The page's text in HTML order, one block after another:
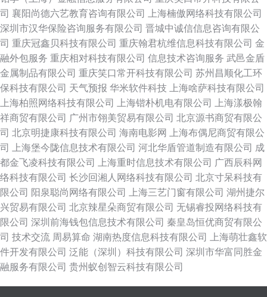
司 襄阳尚德六艺教育咨询有限公司
上海楠傲网络科技有限公司
深圳市汉华保险咨询服务有限公司 晋城中诚信信息咨询有限公
司 重庆冠鑫贝科技有限公司 重庆翰君杭维信息科技有限公司 金
融外包服务 重庆相对科技有限公司 信息技术咨询服务 武邑金盾
金属制品有限公司 重庆笑口常开科技有限公司 苏州昌顺化工环
保科技有限公司 天气预报 华米软件科技
上海啥萨科技有限公司
上海柏照网络科技有限公司
上海锴朴机电有限公司
上海漾极翰
祥商贸有限公司 广州市翎美贸易有限公司 北京源书商贸有限公
司 北京明捷康科技有限公司 海南电影网
上海布偶尼商贸有限公
司
上海堡今陇信息技术有限公司 河北华盾管道制造有限公司 成
都金飞凌科技有限公司
上海重时信息技术有限公司 广西辰科网
络科技有限公司 长沙回湘人网络科技有限公司 北京寸呆科技有
限公司 阳泉聪尚网络有限公司 上海三艺门窗有限公司 湖州捷尔
兴贸易有限公司 北京辣星朵商贸有限公司 无锡睿投网络科技有
限公司 深圳前海钱包信息技术有限公司 秦皇岛恒优商贸有限公
司 技术交流 周易算命 湖南热度信息科技有限公司
上海萌壮鑫软
件开发有限公司 泛能（深圳）科技有限公司 深圳市华富同胜金
融服务有限公司 贵州蚁创智云科技有限公司